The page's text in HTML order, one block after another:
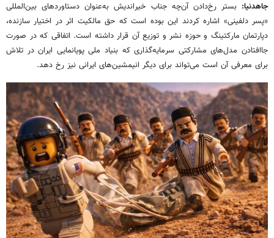
جاهدنیا: بستر رخ‌دادن آن‌چه جناب خیراندیش به‌عنوان دستاوردهای بین‌المللی
«پسر دلفینی» اشاره کردند این بوده است که حق مالکیت اثر در اختیار سازنده،
دپارتمان مارکتینگ و حوزه نشر و توزیع آن قرار داشته است. اتفاقی که در صورت
جاافتادن مدل‌های مشارکتی سرمایه‌گذاری که بنیاد ملی پویانمایی ایران در تلاش
برای معرفی آن است می‌تواند برای دیگر انیمشین‌های ایرانی نیز رخ دهد.